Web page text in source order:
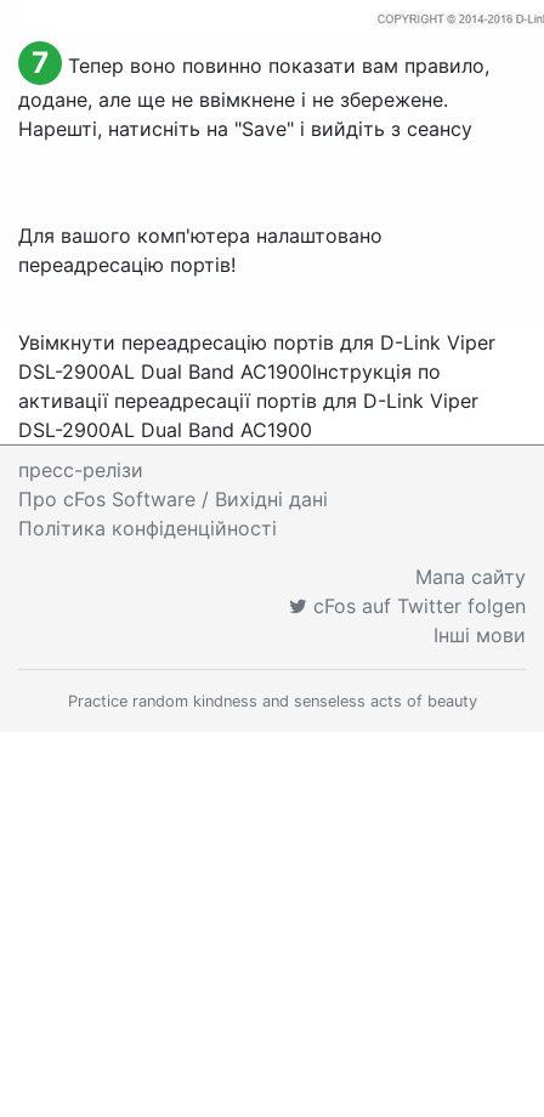
7
Тепер воно повинно показати вам правило,
додане, але ще не ввімкнене і не збережене.
Нарешті, натисніть на "Save" і вийдіть з сеансу
Для вашого комп'ютера налаштовано
переадресацію портів!
Увімкнути переадресацію портів для D-Link Viper
DSL-2900AL Dual Band AC1900Інструкція по
активації переадресації портів для D-Link Viper
DSL-2900AL Dual Band AC1900
пресс-релізи
Про cFos Software / Вихідні дані
Політика конфіденційності
Мапа сайту
cFos auf Twitter folgen
Інші мови
Practice random kindness and senseless acts of beauty